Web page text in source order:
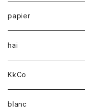
papier
hai
KkCo
blanc